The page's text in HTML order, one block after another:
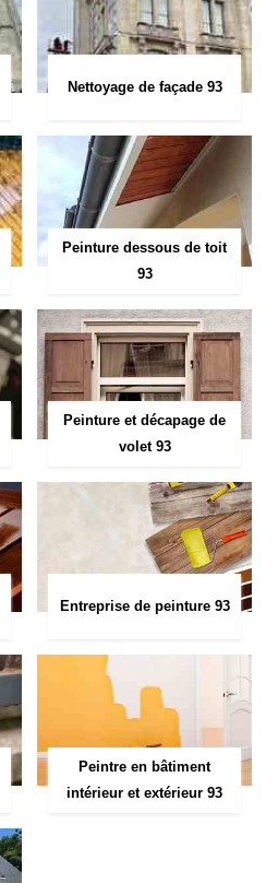
Nettoyage de façade 93
Peinture dessous de toit
93
Peinture et décapage de
volet 93
Entreprise de peinture 93
Peintre en bâtiment
intérieur et extérieur 93